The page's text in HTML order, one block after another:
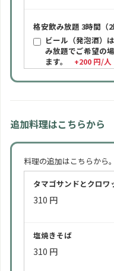
格安飲み放題 3時間（2
ビール（発泡酒）
み放題でご希望の
ます。
+200 円/人
1,590 円
ビールは通常「ア
1,590 円
ビール飲み放題 3時間
ビールは通常「ア
にてご用意します。
2,190 円
追加料理はこちらから
料理の追加はこちらから
タマゴサンドとクロワ
310 円
塩焼きそば
310 円